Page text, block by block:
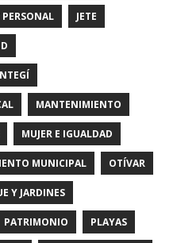
JETE
MANTENIMIENTO
MUJER E IGUALDAD
MUNICIPAL OTÍVAR
Y JARDINES
PATRIMONIO PLAYAS